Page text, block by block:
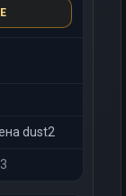
dust2